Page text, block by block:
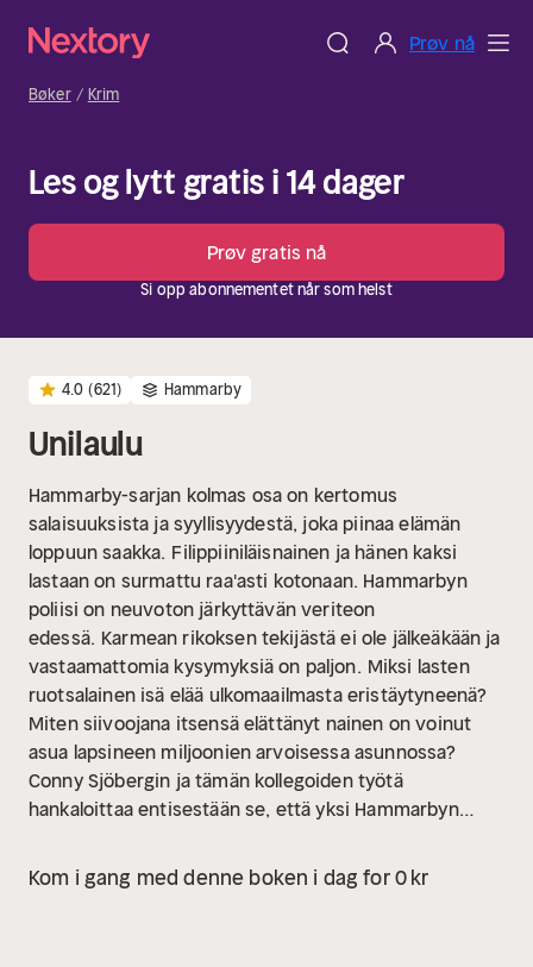
Prøv nå
Bøker Krim
Les og lytt gratis i 14 dager
Prøv gratis nå
Si opp abonnementet når som helst
4.0 (621) Hammarby
Unilaulu
Hammarby-sarjan kolmas osa on kertomus
salaisuuksista ja syyllisyydestä, joka piinaa elämän
loppuun saakka. Filippiiniläisnainen ja hänen kaksi
lastaan on surmattu raa'asti kotonaan. Hammarbyn
poliisi on neuvoton järkyttävän veriteon
edessä. Karmean rikoksen tekijästä ei ole jälkeäkään ja
vastaamattomia kysymyksiä on paljon. Miksi lasten
ruotsalainen isä elää ulkomaailmasta eristäytyneenä?
Miten siivoojana itsensä elättänyt nainen on voinut
asua lapsineen miljoonien arvoisessa asunnossa?
Conny Sjöbergin ja tämän kollegoiden työtä
hankaloittaa entisestään se, että yksi Hammarbyn
menneisyyteen, aurinkoiseen toukokuun päivään,
jolloin nuori pari pysähtyy ostamaan makeisia auton
Kom i gang med denne boken i dag for 0 kr